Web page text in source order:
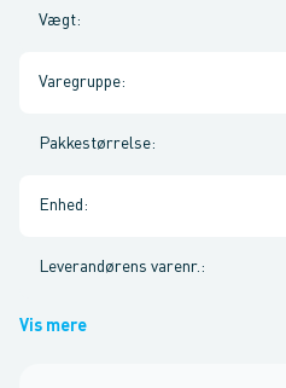
Vægt:
Varegruppe:
Pakkestørrelse:
Enhed :
Leverandørens varenr. :
Vis mere